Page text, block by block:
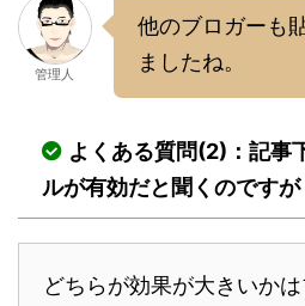
管理人
他のブロガーも
ましたね。
よくある質問(2)：記事
ルが有効だと聞くのですが
どちらが効果が大きいか